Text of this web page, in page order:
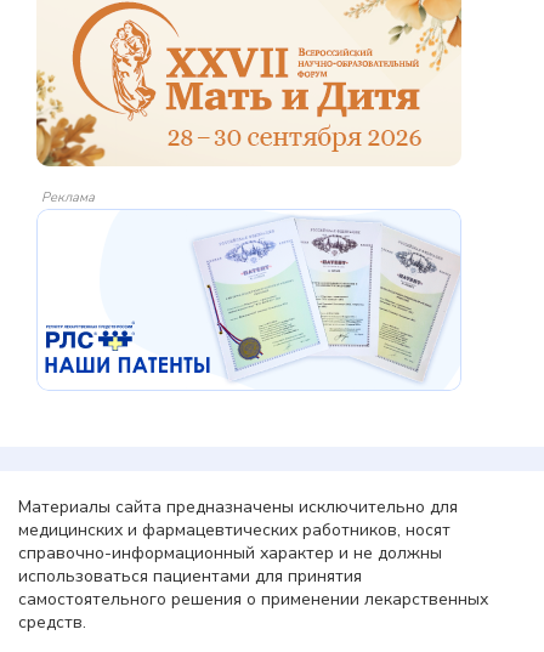
Реклама
Материалы сайта предназначены исключительно для
медицинских и фармацевтических работников, носят
справочно-информационный характер и не должны
использоваться пациентами для принятия
самостоятельного решения о применении лекарственных
средств.